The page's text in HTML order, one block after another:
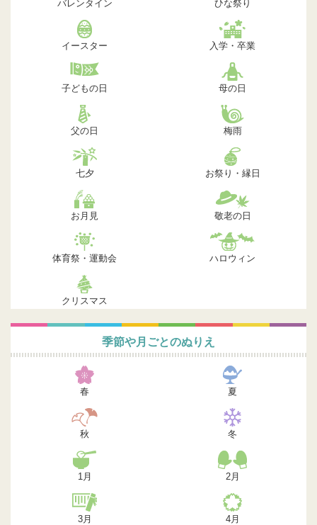
バレンタイン ひな祭り
イースター 入学・卒業
子どもの日 母の日
父の日 梅雨
七夕 お祭り・縁日
お月見 敬老の日
体育祭・運動会 ハロウィン
クリスマス
季節や月ごとのぬりえ
春 夏
秋 冬
1月 2月
3月 4月